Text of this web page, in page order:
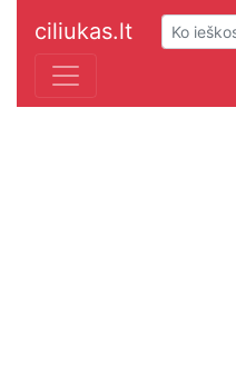
ciliukas.lt